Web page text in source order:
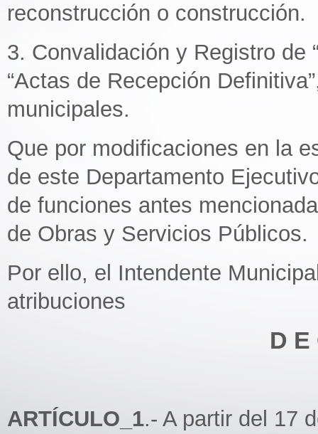
reconstrucción o construcción.
3. Convalidación y Registro de
“Actas de Recepción
municipales.
Que por modificaciones en la
de este Departamento
de funciones antes
de Obras y Servicios Públicos.
Por ello, el Intendente
atribuciones
D E
ARTÍCULO_1.- A partir del 17